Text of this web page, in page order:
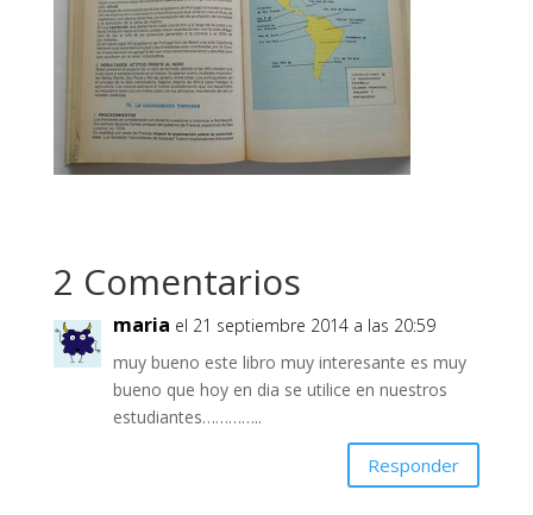
2 Comentarios
maria el 21 septiembre 2014 a las 20:59
muy bueno este libro muy interesante es muy
bueno que hoy en dia se utilice en nuestros
estudiantes…………..
Responder